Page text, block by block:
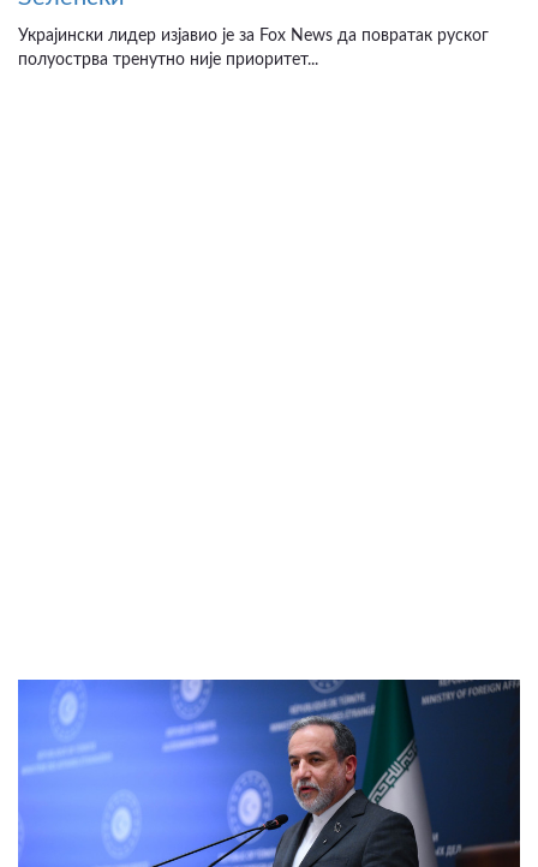
Украјински лидер изјавио је за Fox News да повратак руског
полуострва тренутно није приоритет...